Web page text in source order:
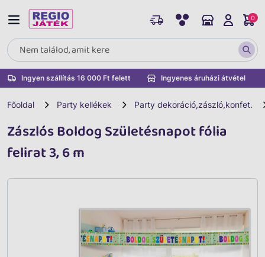
Ingyen szállítás 16 000 Ft felett Ingyenes áruházi átvétel
0
Főoldal Party kellékek Party dekoráció,zászló,konfet.
Zászlós Boldog Születésnapot fólia
felirat 3, 6 m